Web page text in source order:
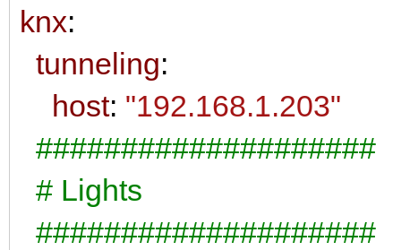
knx:
tunneling:
host: "192.168.1.203"
####################
# Lights
####################